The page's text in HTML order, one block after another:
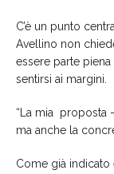
C’è un punto
Avellino non
essere parte
sentirsi ai margini.
“La mia proposta
ma anche la
Come già indicato